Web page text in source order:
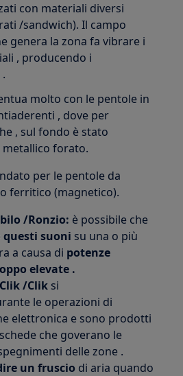
con materiali diversi
/sandwich). Il campo
genera la zona fa vibrare i
, producendo i
molto con le pentole in
, dove per
, sul fondo è stato
forato.
per le pentole da
ferritico (magnetico).
/Ronzio: è possibile che
suoni su una o più
a causa di potenze
elevate .
Clik /Clik si
le operazioni di
elettronica e sono prodotti
che goverano le
delle zone .
un fruscio di aria quando